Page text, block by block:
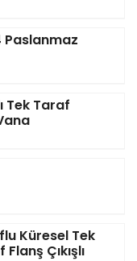
Paslanmaz
Tek Taraf
Küresel Tek
Çıkışlı